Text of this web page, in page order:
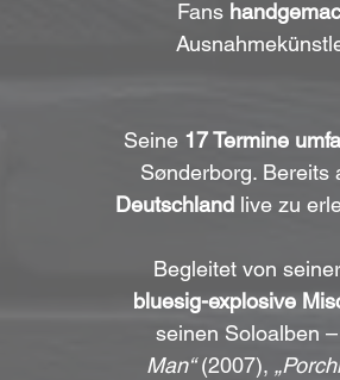
Fans
Seine 17 Termine
Sønderborg. Bereits
Deutschland live zu
Begleitet von
bluesig-explosive
seinen Soloalben
Man“ (2007),